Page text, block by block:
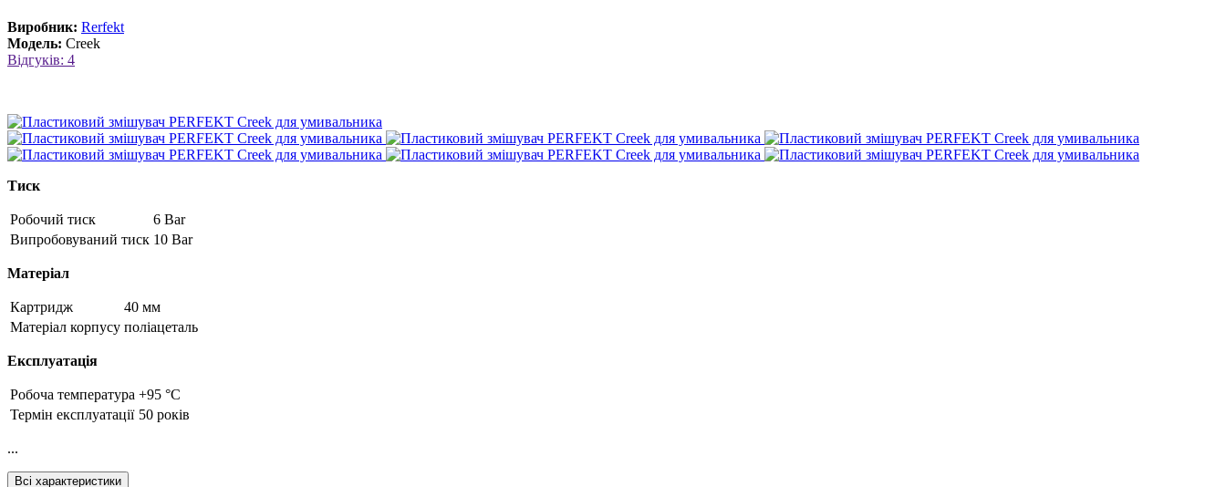
Виробник: Rerfekt
Модель: Creek
Відгуків: 4
Тиск
Робочий тиск
6 Bar
Випробовуваний тиск 10 Bar
Матеріал
Картридж
40 мм
Матеріал корпусу поліацеталь
Експлуатація
Робоча температура +95 °C
Термін експлуатації 50 років
...
Всі характеристики